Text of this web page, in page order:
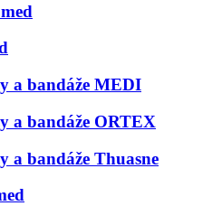
a bandáže MEDI
a bandáže ORTEX
a bandáže Thuasne